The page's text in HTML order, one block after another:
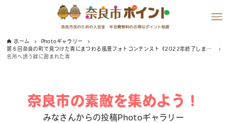
ホーム
Photoギャラリー
第６回奈良の町で見つけた青にまつわる風景フォトコンテンスト《2022年終了しました》
名所へ誘う緑に囲まれた青
奈良市の素敵を集めよう！
みなさんからの投稿Photoギャラリー